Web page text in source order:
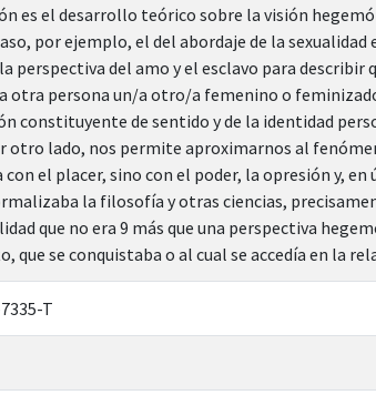
es el desarrollo teórico sobre la visión
por ejemplo, el del abordaje de la
perspectiva del amo y el esclavo para
otra persona un/a otro/a femenino o
constituyente de sentido y de la identidad
otro lado, nos permite aproximarnos al
con el placer, sino con el poder, la opresión y,
la filosofía y otras ciencias,
que no era 9 más que una perspectiva
que se conquistaba o al cual se accedía en la
T